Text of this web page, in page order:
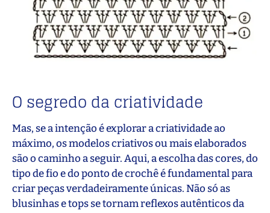
O segredo da criatividade
Mas, se a intenção é explorar a criatividade ao
máximo, os modelos criativos ou mais elaborados
são o caminho a seguir. Aqui, a escolha das cores, do
tipo de fio e do ponto de crochê é fundamental para
criar peças verdadeiramente únicas. Não só as
blusinhas e tops se tornam reflexos autênticos da